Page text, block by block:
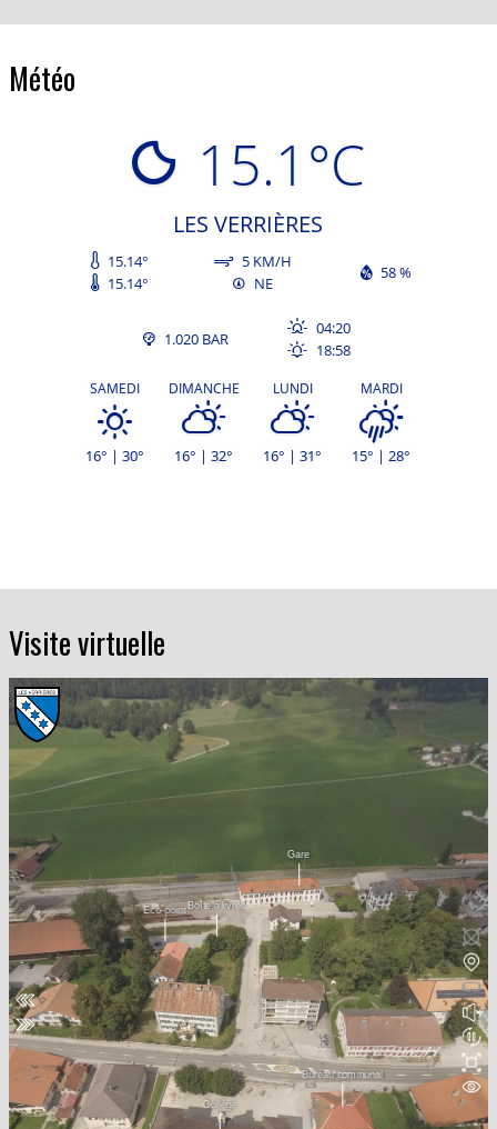
Météo
15.1°C
LES VERRIÈRES
15.14°
15.14°
5 KM/H
NE
58 %
1.020 BAR
04:20
18:58
SAMEDI
16° | 30°
DIMANCHE
16° | 32°
LUNDI
16° | 31°
MARDI
15° | 28°
Visite virtuelle